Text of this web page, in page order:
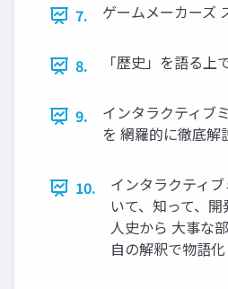
7.
ゲームメーカーズ
8. 「歴史」を語る上
9.
インタラクティブ
を 網羅的に徹底解
10.
インタラクティ
いて、知って、
⼈史から ⼤事な
⾃の解釈で物語化